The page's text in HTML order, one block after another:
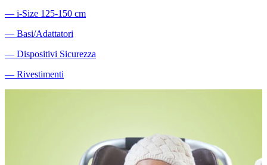
― i-Size 125-150 cm
― Basi/Adattatori
― Dispositivi Sicurezza
― Rivestimenti